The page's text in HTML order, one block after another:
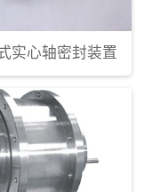
实心轴密封装置